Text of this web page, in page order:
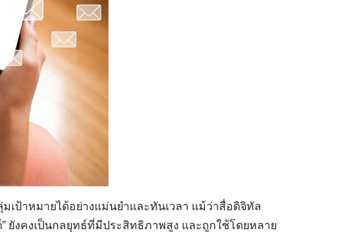
เป้าหมายได้อย่างแม่นยำและทันเวลา แม้ว่าสื่อดิจิทัล
ยังคงเป็นกลยุทธ์ที่มีประสิทธิภาพสูง และถูกใช้โดยหลาย